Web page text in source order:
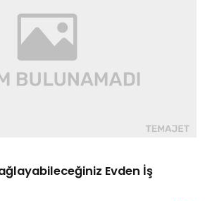
Evden İş